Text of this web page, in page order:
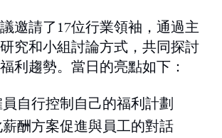
邀請了17位行業領袖，通過主
究和小組討論方式，共同探討
利趨勢。當日的亮點如下：
自行控制自己的福利計劃
酬方案促進與員工的對話